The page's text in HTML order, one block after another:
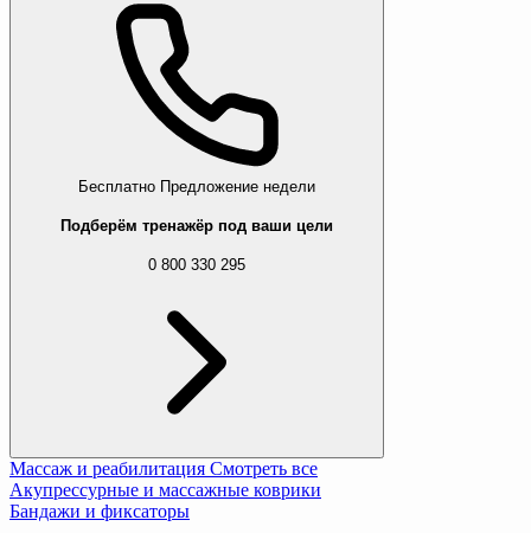
Бесплатно Предложение недели
Подберём тренажёр под ваши цели
0 800 330 295
Массаж и реабилитация Смотреть все
Акупрессурные и массажные коврики
Бандажи и фиксаторы